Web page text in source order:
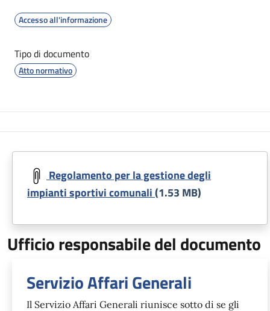
Accesso all'informazione
Tipo di documento
Atto normativo
Regolamento per la gestione degli
impianti sportivi comunali(1.53 MB)
Ufficio responsabile del documento
Servizio Affari Generali
Il Servizio Affari Generali riunisce sotto di se gli